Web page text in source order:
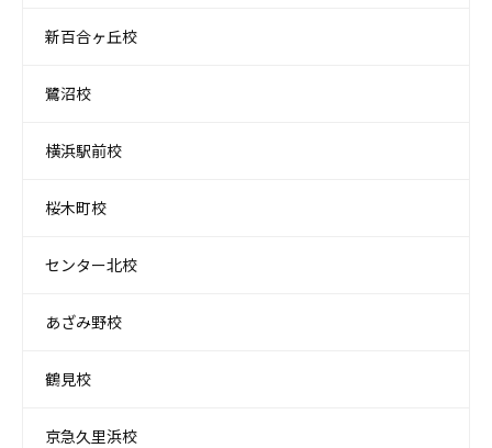
新百合ヶ丘校
鷺沼校
横浜駅前校
桜木町校
センター北校
あざみ野校
鶴見校
京急久里浜校